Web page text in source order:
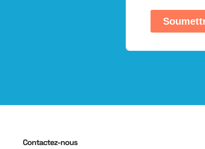
Contactez-nous